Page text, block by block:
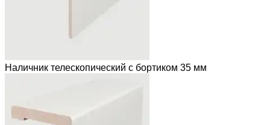
Наличник телескопический с бортиком 35 мм